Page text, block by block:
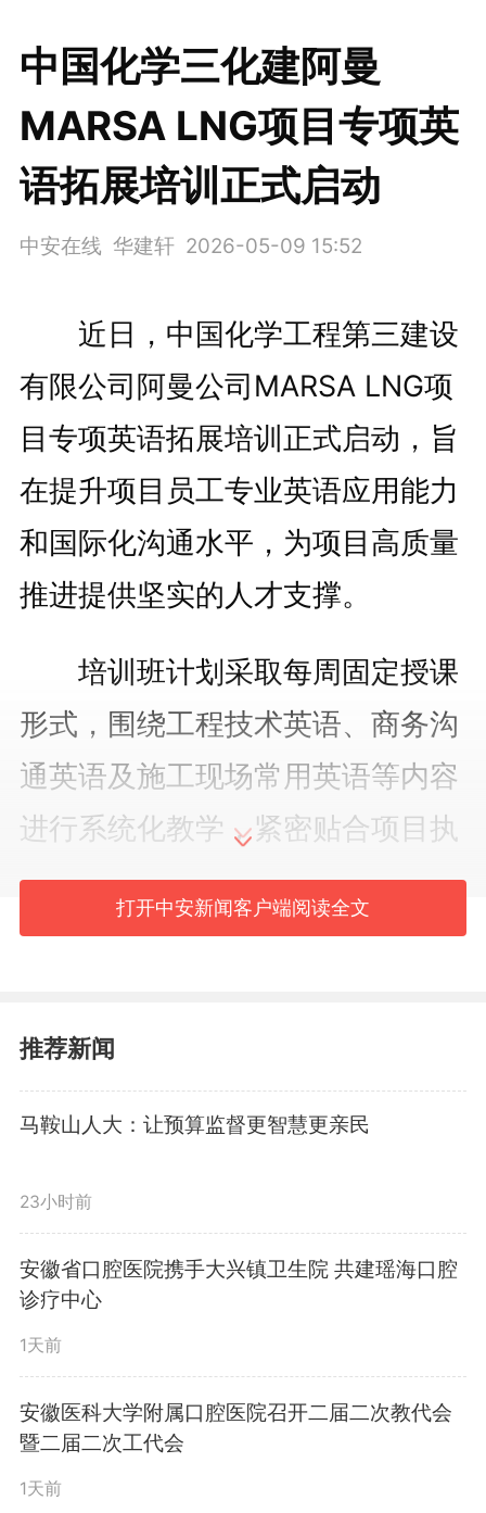
中国化学三化建阿曼
MARSA LNG项目专项英
语拓展培训正式启动
中安在线 华建轩 2026-05-09 15:52
近日，中国化学工程第三建设
有限公司阿曼公司MARSA LNG项
目专项英语拓展培训正式启动，旨
在提升项目员工专业英语应用能力
和国际化沟通水平，为项目高质量
推进提供坚实的人才支撑。
培训班计划采取每周固定授课
形式，围绕工程技术英语、商务沟
通英语及施工现场常用英语等内容
进行系统化教学，紧密贴合项目执
行实际需求，突出实用性与针对
性，通过系列课程，持续强化学习
握”向“熟练运用”转变。同时，项目
部还积极构建常态化学习机制，坚
持“干中学、学中干”，通过情景模
拟、案例讲解、现场对话等多种形
式，强化培训的实践导向和实战效
果，切实提升员工在对外沟通、技
术交流及项目协同中的语言应用能
力，促进学习成果向实际工作能力
转化。
打开中安新闻客户端阅读全文
推荐新闻
马鞍山人大：让预算监督更智慧更亲民
23小时前
安徽省口腔医院携手大兴镇卫生院 共建瑶海口腔
诊疗中心
1天前
安徽医科大学附属口腔医院召开二届二次教代会
暨二届二次工代会
1天前